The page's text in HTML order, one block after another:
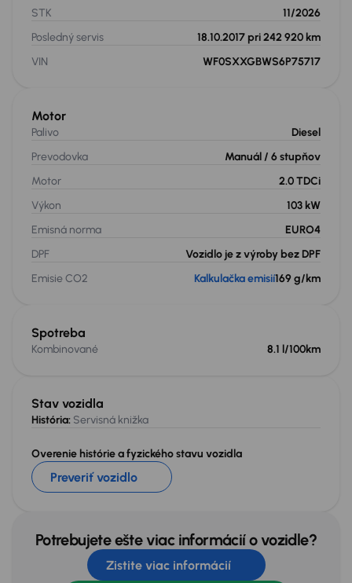
STK
11/2026
Posledný servis
18.10.2017 pri 242 920 km
VIN
WF0SXXGBWS6P75717
Stav vozidla
História: Servisná knižka
Overenie histórie a fyzického stavu vozidla
Preveriť vozidlo
Motor
Palivo
Diesel
Prevodovka
Manuál / 6 stupňov
Motor
2.0 TDCi
Výkon
103 kW
Emisná norma
EURO4
DPF
Vozidlo je z výroby bez DPF
Emisie CO2
Kalkulačka emisií169 g/km
Spotreba
Kombinované 8.1 l/100km
Potrebujete ešte viac informácií o vozidle?
Zistite viac informácií